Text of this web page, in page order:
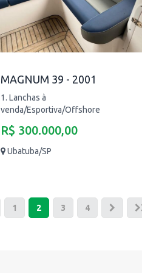
MAGNUM 39 - 2001
1. Lanchas à
venda/Esportiva/Offshore
R$ 300.000,00
Ubatuba/SP
1 2 3 4